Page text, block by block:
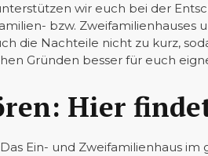
wir euch bei der
bzw. Zweifamilienhauses
die Nachteile nicht zu kurz,
Gründen besser für euch
Hier
Ein- und Zweifamilienhaus